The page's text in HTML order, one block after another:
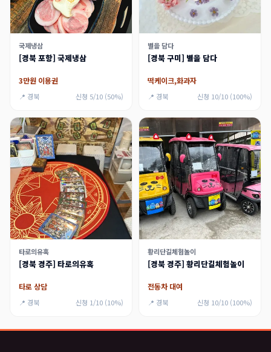
국제냉삼
[경북 포항] 국제냉삼
3만원 이용권
📍 경북 신청 5/10 (50%)
별을 담다
[경북 구미] 별을 담다
떡케이크,화과자
📍 경북 신청 10/10 (100%)
타로의유혹
[경북 경주] 타로의유혹
타로 상담
📍 경북 신청 1/10 (10%)
황리단길체험놀이
[경북 경주] 황리단길체험놀이
전동차 대여
📍 경북 신청 10/10 (100%)